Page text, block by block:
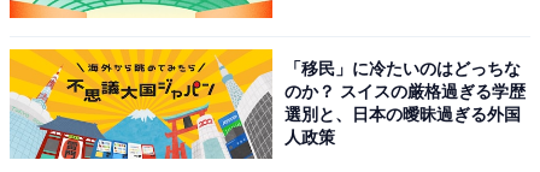
「移民」に冷たいのはどっちな
のか？ スイスの厳格過ぎる学歴
選別と、日本の曖昧過ぎる外国
人政策